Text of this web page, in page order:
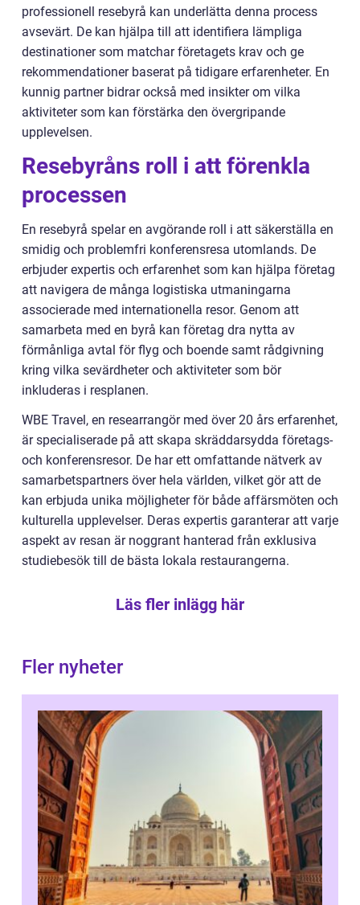
professionell resebyrå kan underlätta denna process
avsevärt. De kan hjälpa till att identifiera lämpliga
destinationer som matchar företagets krav och ge
rekommendationer baserat på tidigare erfarenheter. En
kunnig partner bidrar också med insikter om vilka
aktiviteter som kan förstärka den övergripande
upplevelsen.
Resebyråns roll i att förenkla
processen
En resebyrå spelar en avgörande roll i att säkerställa en
smidig och problemfri konferensresa utomlands. De
erbjuder expertis och erfarenhet som kan hjälpa företag
att navigera de många logistiska utmaningarna
associerade med internationella resor. Genom att
samarbeta med en byrå kan företag dra nytta av
förmånliga avtal för flyg och boende samt rådgivning
kring vilka sevärdheter och aktiviteter som bör
inkluderas i resplanen.
WBE Travel, en researrangör med över 20 års erfarenhet,
är specialiserade på att skapa skräddarsydda företags-
och konferensresor. De har ett omfattande nätverk av
samarbetspartners över hela världen, vilket gör att de
kan erbjuda unika möjligheter för både affärsmöten och
kulturella upplevelser. Deras expertis garanterar att varje
aspekt av resan är noggrant hanterad från exklusiva
studiebesök till de bästa lokala restaurangerna.
Läs fler inlägg här
Fler nyheter